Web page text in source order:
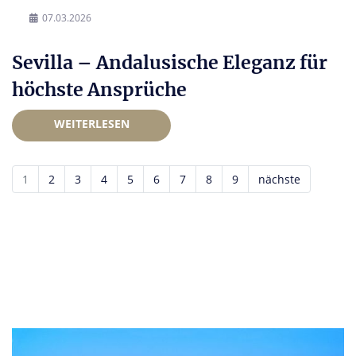
07.03.2026
Sevilla – Andalusische Eleganz für
höchste Ansprüche
WEITERLESEN
1 2 3 4 5 6 7 8 9 nächste